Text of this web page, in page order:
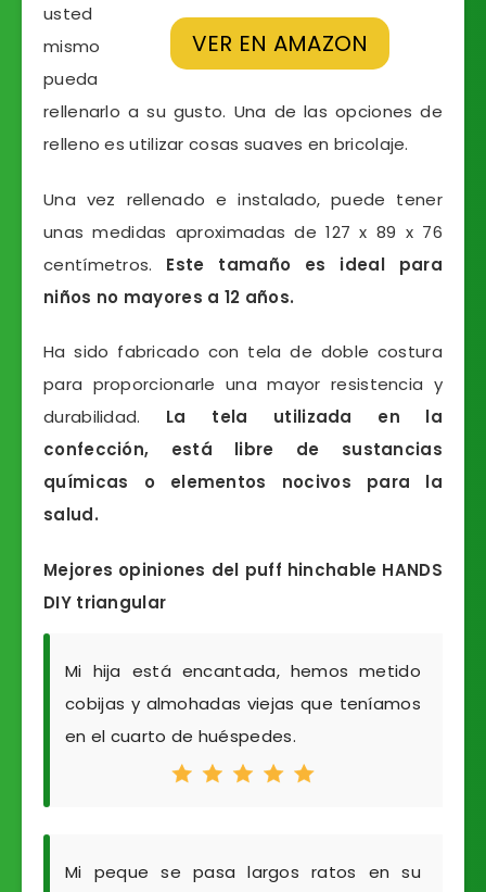
VER EN AMAZON
usted
mismo
pueda
rellenarlo a su gusto. Una de las opciones de
relleno es utilizar cosas suaves en bricolaje.
Una vez rellenado e instalado, puede tener
unas medidas aproximadas de 127 x 89 x 76
centímetros. Este tamaño es ideal para
niños no mayores a 12 años.
Ha sido fabricado con tela de doble costura
para proporcionarle una mayor resistencia y
durabilidad. La tela utilizada en la
confección, está libre de sustancias
químicas o elementos nocivos para la
salud.
Mejores opiniones del puff hinchable HANDS
DIY triangular
Mi hija está encantada, hemos metido
cobijas y almohadas viejas que teníamos
en el cuarto de huéspedes.
Mi peque se pasa largos ratos en su